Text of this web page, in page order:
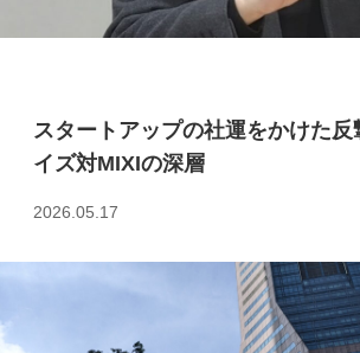
スタートアップの社運をかけた
イズ対MIXIの深層
2026.05.17